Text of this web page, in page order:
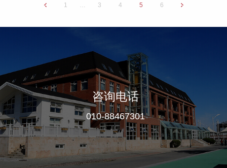
1 … 3 4 5 6
咨询电话
010-88467301